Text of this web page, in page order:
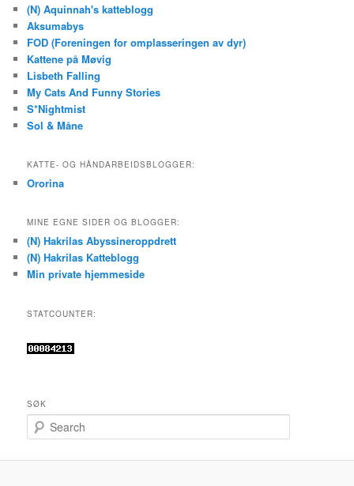
(N) Aquinnah's katteblogg
Aksumabys
FOD (Foreningen for omplasseringen av dyr)
Kattene på Møvig
Lisbeth Falling
My Cats And Funny Stories
S*Nightmist
Sol & Måne
KATTE- OG HÅNDARBEIDSBLOGGER:
Ororina
MINE EGNE SIDER OG BLOGGER:
(N) Hakrilas Abyssineroppdrett
(N) Hakrilas Katteblogg
Min private hjemmeside
STATCOUNTER:
SØK
e